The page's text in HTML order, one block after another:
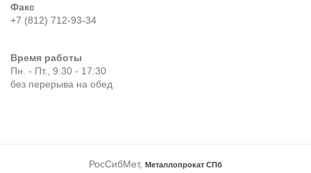
Факс
+7 (812) 712-93-34
Время работы
Пн. - Пт., 9:30 - 17:30
без перерыва на обед
РосСибМет, Металлопрокат СПб